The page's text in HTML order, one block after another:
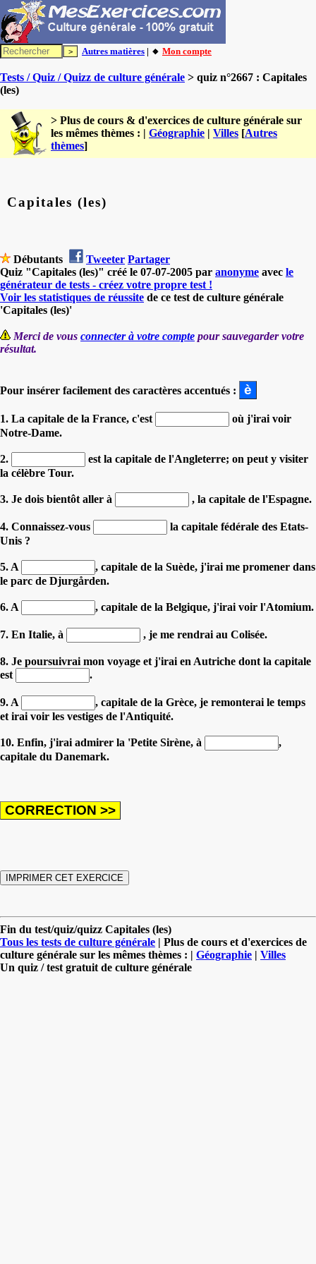
Autres matières | 🔸 Mon compte
Tests / Quiz / Quizz de culture générale > quiz n°2667 : Capitales
(les)
> Plus de cours & d'exercices de culture générale sur
les mêmes thèmes : | Géographie | Villes [Autres
thèmes]
Capitales (les)
Débutants Tweeter Partager
Quiz "Capitales (les)" créé le 07-07-2005 par anonyme avec le
générateur de tests - créez votre propre test !
Voir les statistiques de réussite de ce test de culture générale
'Capitales (les)'
Merci de vous connecter à votre compte pour sauvegarder votre
résultat.
Pour insérer facilement des caractères accentués :
1. La capitale de la France, c'est
où j'irai voir
Notre-Dame.
2.
est la capitale de l'Angleterre; on peut y visiter
la célèbre Tour.
3. Je dois bientôt aller à , la capitale de l'Espagne.
4. Connaissez-vous
la capitale fédérale des Etats-
Unis ?
5. A
, capitale de la Suède, j'irai me promener dans
le parc de Djurgården.
6. A , capitale de la Belgique, j'irai voir l'Atomium.
7. En Italie, à , je me rendrai au Colisée.
8. Je poursuivrai mon voyage et j'irai en Autriche dont la capitale
est
.
9. A
, capitale de la Grèce, je remonterai le temps
et irai voir les vestiges de l'Antiquité.
10. Enfin, j'irai admirer la 'Petite Sirène, à
,
capitale du Danemark.
Fin du test/quiz/quizz Capitales (les)
Tous les tests de culture générale | Plus de cours et d'exercices de
culture générale sur les mêmes thèmes : | Géographie | Villes
Un quiz / test gratuit de culture générale